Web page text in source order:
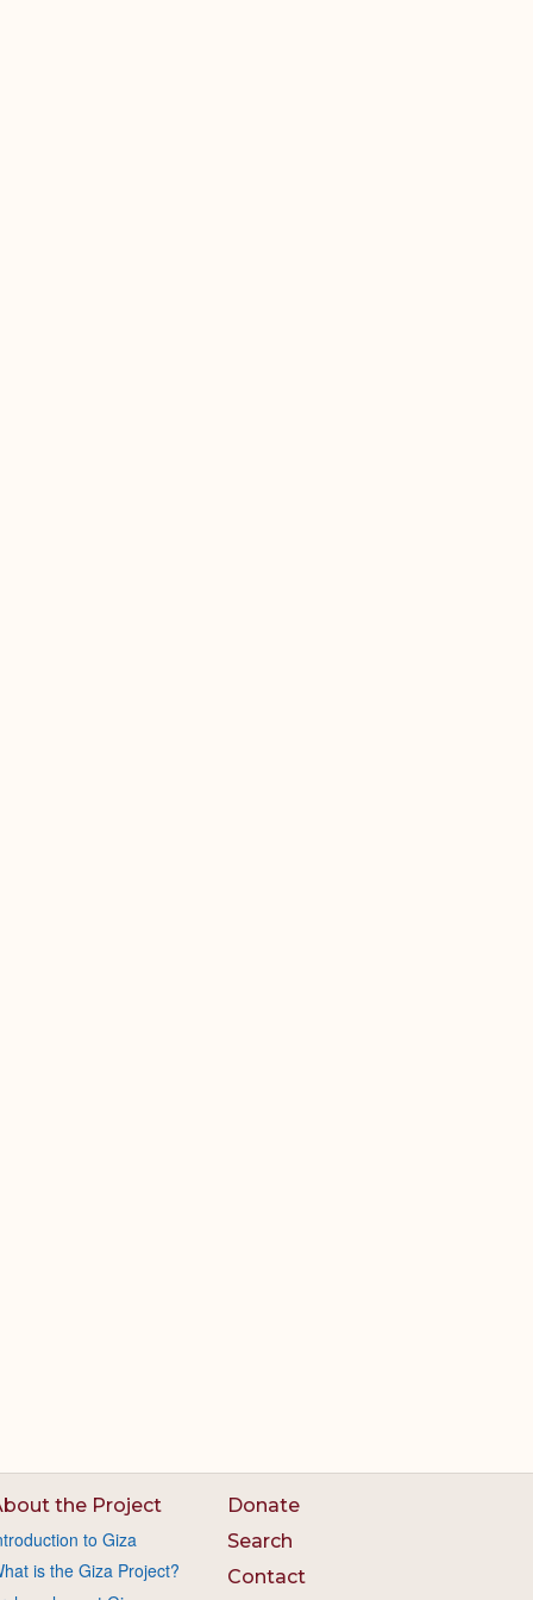
the Project
to Giza
is the Giza Project?
Donate
Search
Contact